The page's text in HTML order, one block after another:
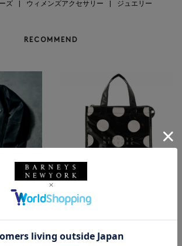
ズ ウィメンズアクセサリー ジュエリー
RECOMMEND
ブルゾン
NEW
グ／ドット柄